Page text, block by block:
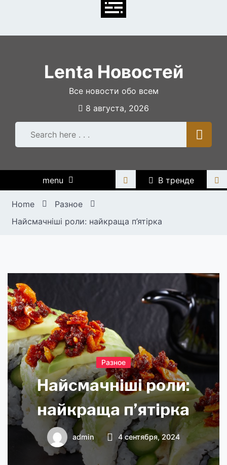
Lenta Новостей
Все новости обо всем
8 августа, 2026
menu В тренде
Home
Разное
Найсмачніші роли: найкраща п’ятірка
Разное
Найсмачніші роли:
найкраща п’ятірка
admin 4 сентября, 2024